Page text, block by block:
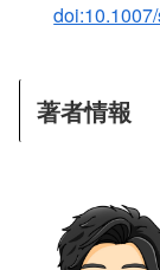
著者情報